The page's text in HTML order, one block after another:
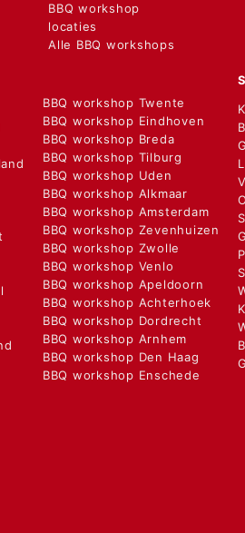
BBQ workshop
locaties
Alle BBQ workshops
BBQ workshop Twente
BBQ workshop Eindhoven
BBQ workshop Breda
BBQ workshop Tilburg
BBQ workshop Uden
BBQ workshop Alkmaar
BBQ workshop Amsterdam
BBQ workshop Zevenhuizen
BBQ workshop Zwolle
BBQ workshop Venlo
BBQ workshop Apeldoorn
BBQ workshop Achterhoek
BBQ workshop Dordrecht
BBQ workshop Arnhem
BBQ workshop Den Haag
BBQ workshop Enschede